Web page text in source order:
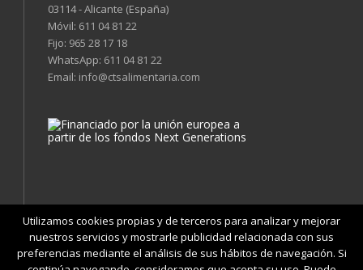
03114 - Alicante (España)
Móvil: 611 04 81 22
Fijo: 965 28 17 18
WhatsApp: 611 04 81 22
Email: info@ctsalimentaria.com
Utilizamos cookies propias y de terceros para analizar y mejorar
nuestros servicios y mostrarle publicidad relacionada con sus
preferencias mediante el análisis de sus hábitos de navegación. Si